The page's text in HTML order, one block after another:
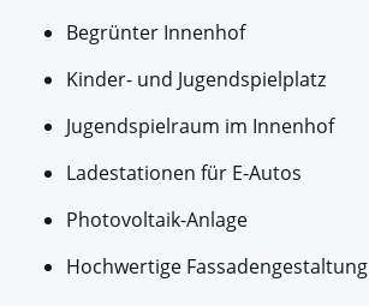
Begrünter Innenhof
Kinder- und Jugendspielplatz
Jugendspielraum im Innenhof
Ladestationen für E-Autos
Photovoltaik-Anlage
Hochwertige Fassadengestaltung